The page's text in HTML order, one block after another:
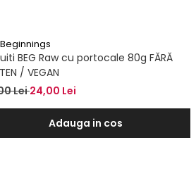
BEG Raw cu portocale 80g FĂRĂ
/ VEGAN
Lei24,00 Lei
Adauga in cos